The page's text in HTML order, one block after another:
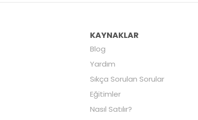
KAYNAKLAR
Blog
Yardım
Sıkça Sorulan Sorular
Eğitimler
Nasıl Satılır?